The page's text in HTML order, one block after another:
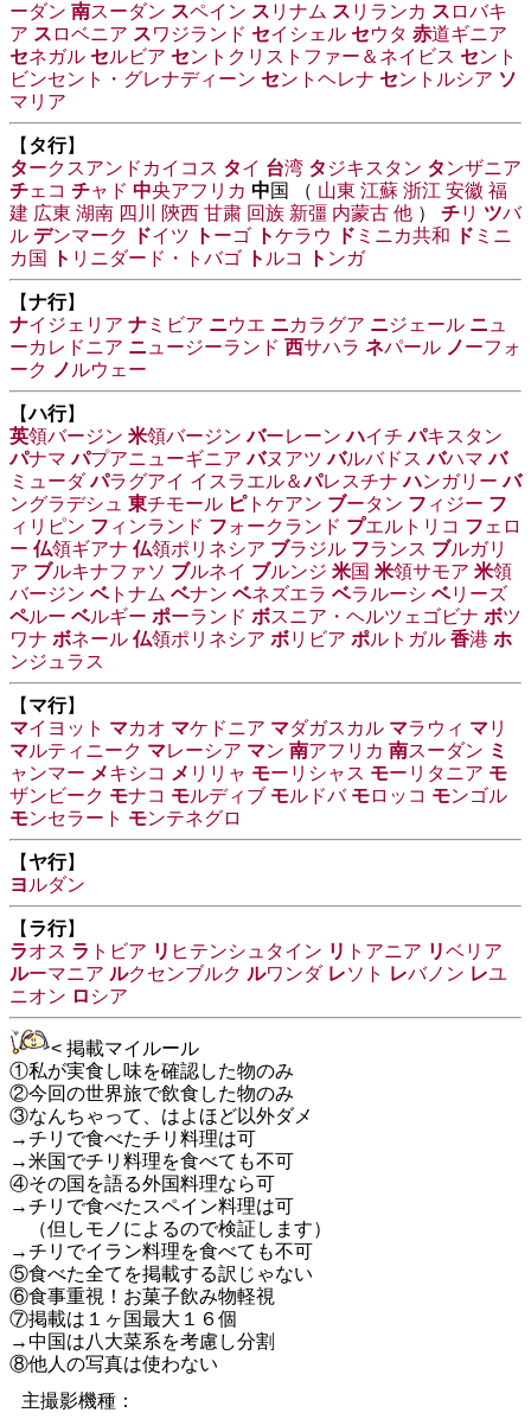
ーダン 南スーダン スペイン ス リナム ス リランカ ス ロバキ
ア ス ロベニア スワジランド セイシェル セウタ 赤道ギニア
セネガル セルビア セントクリストファー＆ネイビス セント
ビンセント・グレナディーン セントヘレナ セントルシア ソ
マリア
【 タ行】
タークスアンドカイコス タイ 台湾 タ ジキスタン タ ンザニア
チェコ チャド 中央アフリカ 中国 （ 山東 江蘇 浙江 安徽 福
建 広東 湖南 四川 陝西 甘粛 回族 新彊 内蒙古 他 ） チリ ツバ
ル デンマーク ドイツ ト ーゴ トケラウ ド ミニカ共和 ド ミニ
カ国
ト リニダード・トバゴ ト ルコ ト ンガ
【ナ行】
ナイジェリア ナ ミビア ニウエ ニカラグア ニジェール ニ ュ
ーカレドニア ニ ュージーランド 西サハラ ネパール ノーフォ
ーク ノ ルウェー
【ハ行】
英領バージン 米領バージン バーレーン ハイチ パキスタン
パナマ パプアニューギニア バヌアツ バルバドス バハマ バ
ミューダ パラグアイ イスラエル＆パレスチナ ハンガリー バ
ングラデシュ 東チモール ピトケアン ブータン フ ィジー フ
ィリピン フ ィンランド フ ォークランド プエルトリコ フ ェロ
ー 仏領ギアナ 仏領ポリネシア ブラジル フランス ブルガリ
ア ブルキナファソ ブルネイ ブルンジ 米国 米領サモア 米領
バージン ベトナム ベナン ベネズエラ ベラルーシ ベリーズ
ペルー ベルギー ポーランド ボスニア・ヘルツェゴビナ ボツ
ワナ ボネール 仏領ポリネシア ボリビア ポルトガル 香港 ホ
ンジュラス
【 マ行】
マイヨット マカオ マケドニア マダガスカル マラウィ マ リ
マルティニーク マレーシア マン 南アフリカ 南スーダン ミ
ャンマー メキシコ メ リリャ モーリシャス モーリタニア モ
ザンビーク モナコ モルディブ モルドバ モロッコ モンゴル
モンセラート モンテネグロ
【 ヤ行】
ヨ ルダン
【 ラ行】
ラオス ラ トビア リ ヒテンシュタイン リ トアニア リベリア
ルーマニア ルクセンブルク ルワンダ レソト レバノン レユ
ニオン ロ シア
< 掲載マイルール
①私が実食し味を確認した物のみ
②今回の世界旅で飲食した物のみ
③なんちゃって、はよほど以外ダメ
→チリで食べたチリ料理は可
→米国でチリ料理を食べても不可
④その国を語る外国料理なら可
→チリで食べたスペイン料理は可
（但しモノによるので検証します）
→チリでイラン料理を食べても不可
⑤食べた全てを掲載する訳じゃない
⑥食事重視！お菓子飲み物軽視
⑦掲載は１ヶ国最大１６個
→中国は八大菜系を考慮し分割
⑧他人の写真は使わない
主撮影機種：